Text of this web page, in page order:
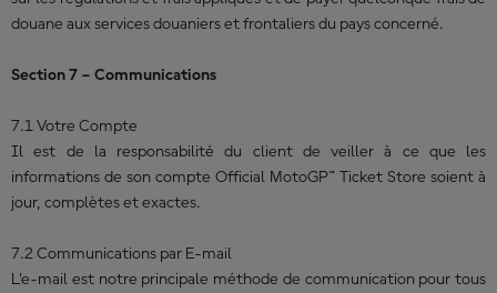
douane aux services douaniers et frontaliers du pays concerné.
Section 7 – Communications
7.1 Votre Compte
Il est de la responsabilité du client de veiller à ce que les
informations de son compte Official MotoGP™ Ticket Store soient à
jour, complètes et exactes.
7.2 Communications par E-mail
L’e-mail est notre principale méthode de communication pour tous